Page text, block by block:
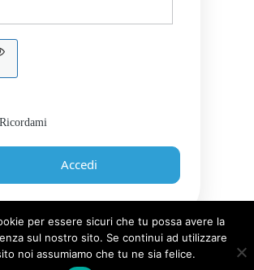
Ricordami
dimenticata?
per essere sicuri che tu possa avere la
sul nostro sito. Se continui ad utilizzare
noi assumiamo che tu ne sia felice.